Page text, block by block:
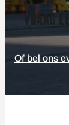
VRAAG
Of bel ons